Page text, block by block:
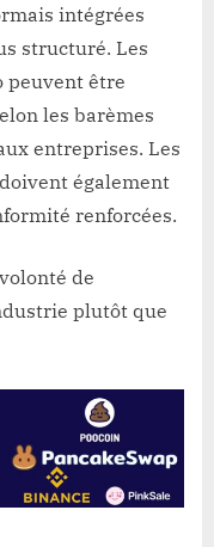
intégrées
structuré. Les
peuvent être
les barèmes
entreprises. Les
également
renforcées.
de
plutôt que